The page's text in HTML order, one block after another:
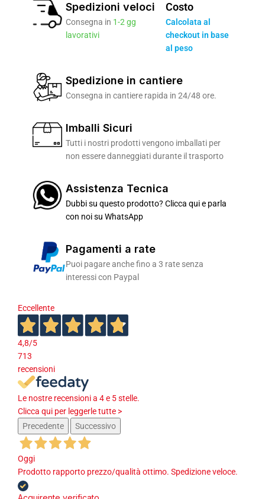
Spedizioni veloci
Consegna in 1-2 gg
lavorativi
Costo
Calcolata al
checkout in base
al peso
Spedizione in cantiere
Consegna in cantiere rapida in 24/48 ore.
Imballi Sicuri
Tutti i nostri prodotti vengono imballati per
non essere danneggiati durante il trasporto
Assistenza Tecnica
Dubbi su questo prodotto? Clicca qui e parla
con noi su WhatsApp
Pagamenti a rate
Puoi pagare anche fino a 3 rate senza
interessi con Paypal
Eccellente
4,8/5
713
recensioni
Le nostre recensioni a 4 e 5 stelle.
Clicca qui per leggerle tutte >
Precedente
Successivo
Oggi
Prodotto rapporto prezzo/qualità ottimo. Spedizione veloce.